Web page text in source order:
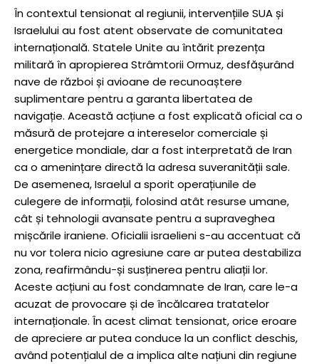
În contextul tensionat al regiunii, intervențiile SUA și
Israelului au fost atent observate de comunitatea
internațională. Statele Unite au întărit prezența
militară în apropierea Strâmtorii Ormuz, desfășurând
nave de război și avioane de recunoaștere
suplimentare pentru a garanta libertatea de
navigație. Această acțiune a fost explicată oficial ca o
măsură de protejare a intereselor comerciale și
energetice mondiale, dar a fost interpretată de Iran
ca o amenințare directă la adresa suveranității sale.
De asemenea, Israelul a sporit operațiunile de
culegere de informații, folosind atât resurse umane,
cât și tehnologii avansate pentru a supraveghea
mișcările iraniene. Oficialii israelieni s-au accentuat că
nu vor tolera nicio agresiune care ar putea destabiliza
zona, reafirmându-și susținerea pentru aliații lor.
Aceste acțiuni au fost condamnate de Iran, care le-a
acuzat de provocare și de încălcarea tratatelor
internaționale. În acest climat tensionat, orice eroare
de apreciere ar putea conduce la un conflict deschis,
având potențialul de a implica alte națiuni din regiune